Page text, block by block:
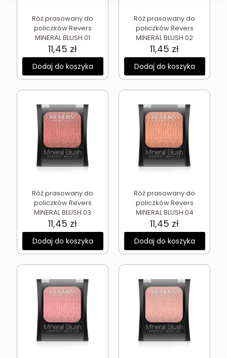
Róż prasowany do
policzków Revers
MINERAL BLUSH 01
11,45 zł
Dodaj do koszyka
Róż prasowany do
policzków Revers
MINERAL BLUSH 02
11,45 zł
Dodaj do koszyka
Róż prasowany do
policzków Revers
MINERAL BLUSH 03
11,45 zł
Dodaj do koszyka
Róż prasowany do
policzków Revers
MINERAL BLUSH 04
11,45 zł
Dodaj do koszyka